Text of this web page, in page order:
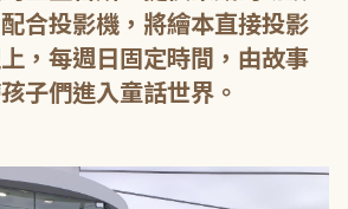
合投影機，將繪本直接投影
，每週日固定時間，由故事
子們進入童話世界。